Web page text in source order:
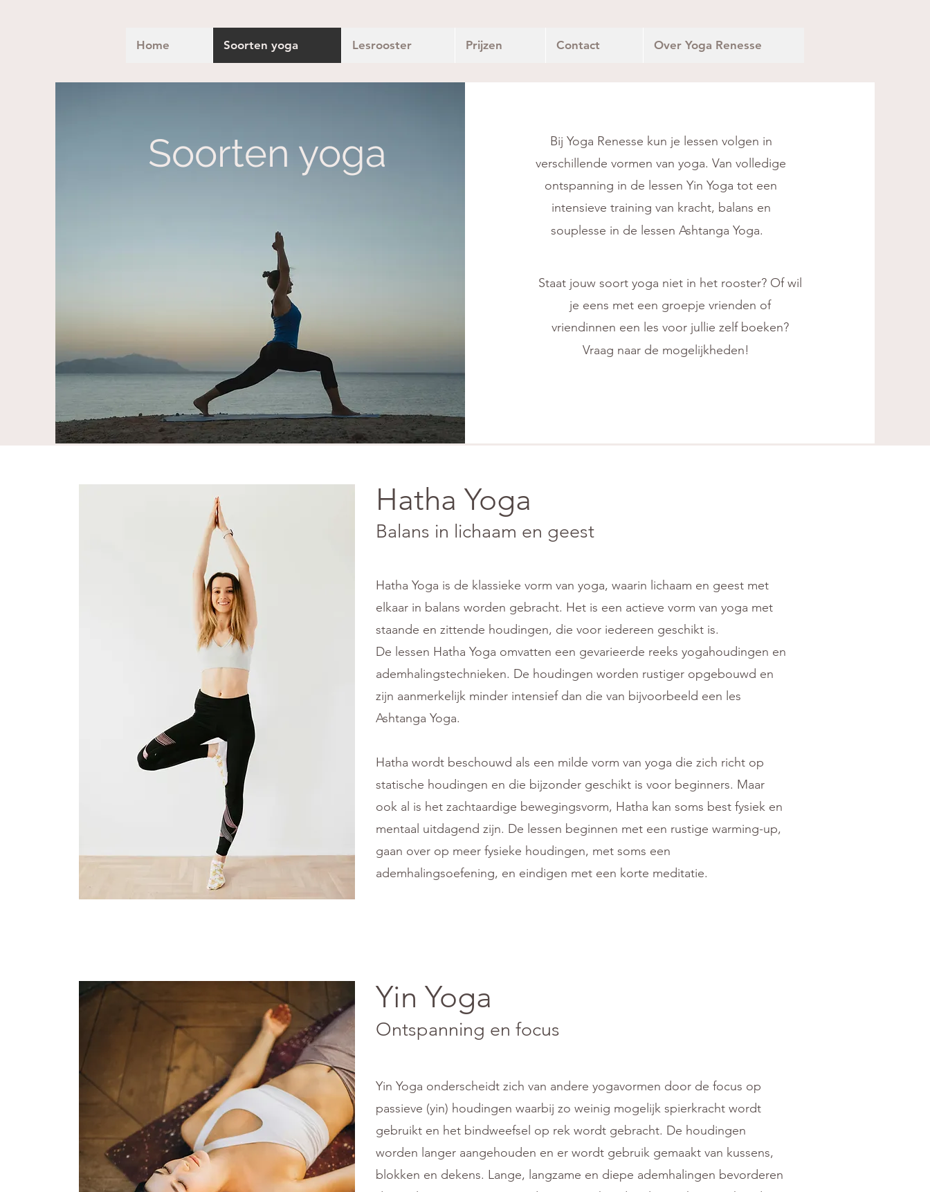
Home Soorten yoga Lesrooster Prijzen Contact Over Yoga Renesse
Soorten yoga
Bij Yoga Renesse kun je lessen volgen in
verschillende vormen van yoga. Van volledige
ontspanning in de lessen Yin Yoga tot een
intensieve training van kracht, balans en
souplesse in de lessen Ashtanga Yoga.
Staat jouw soort yoga niet in het rooster? Of wil
je eens met een groepje vrienden of
vriendinnen een les voor jullie zelf boeken?
Vraag naar de mogelijkheden!
Hatha Yoga
Balans in lichaam en geest
Hatha Yoga is de klassieke vorm van yoga, waarin lichaam en geest met
elkaar in balans worden gebracht. Het is een actieve vorm van yoga met
staande en zittende houdingen, die voor iedereen geschikt is.
De lessen Hatha Yoga omvatten een gevarieerde reeks yogahoudingen en
ademhalingstechnieken. De houdingen worden rustiger opgebouwd en
zijn aanmerkelijk minder intensief dan die van bijvoorbeeld een les
Ashtanga Yoga.
Hatha wordt beschouwd als een milde vorm van yoga die zich richt op
statische houdingen en die bijzonder geschikt is voor beginners. Maar
ook al is het zachtaardige bewegingsvorm, Hatha kan soms best fysiek en
mentaal uitdagend zijn. De lessen beginnen met een rustige warming-up,
gaan over op meer fysieke houdingen, met soms een
ademhalingsoefening, en eindigen met een korte meditatie.
Yin Yoga
Ontspanning en focus
Yin Yoga onderscheidt zich van andere yogavormen door de focus op
passieve (yin) houdingen waarbij zo weinig mogelijk spierkracht wordt
gebruikt en het bindweefsel op rek wordt gebracht. De houdingen
worden langer aangehouden en er wordt gebruik gemaakt van kussens,
blokken en dekens. Lange, langzame en diepe ademhalingen bevorderen